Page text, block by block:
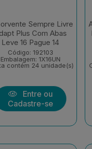
Sempre Livre
Plus Com Abas
Leve 16 Pague 14
Código: 192103
Embalagem: 1X16UN
contém 24 unidade(s)
Entre ou
Cadastre-se